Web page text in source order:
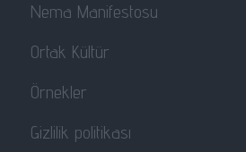
Nema Manifestosu
Ortak Kültür
Örnekler
Gizlilik politikası